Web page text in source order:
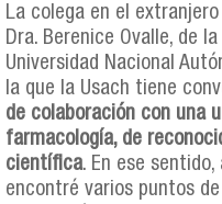
La colega en el
Dra. Berenice Ovalle, de
Universidad Nacional
la que la Usach tiene
de colaboración con una
farmacología, de
científica. En ese
encontré varios puntos